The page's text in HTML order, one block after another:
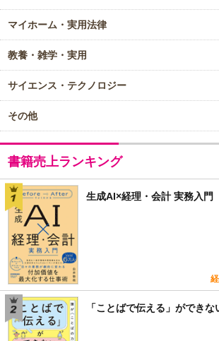
マイホーム・実用法律
教養・雑学・実用
サイエンス・テクノロジー
その他
書籍売上ランキング
生成AI×経理・会計 実務入門
「ことばで伝える」ができな